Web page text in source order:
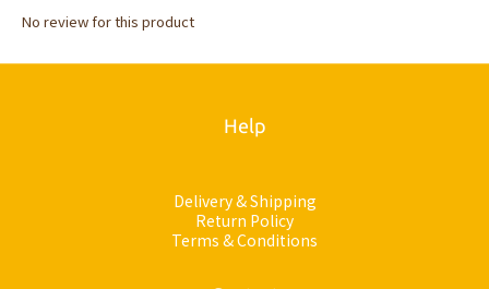
No review for this product
Help
Delivery & Shipping
Return Policy
Terms & Conditions